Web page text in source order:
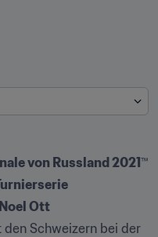
von Russland 2021 ™
Ott
den Schweizern bei der